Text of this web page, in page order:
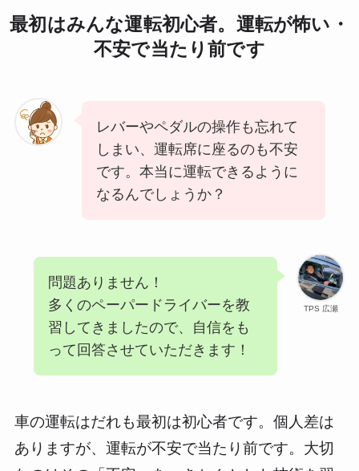
最初はみんな運転初心者。運転が怖い・
不安で当たり前です
レバーやペダルの操作も忘れて
しまい、運転席に座るのも不安
です。本当に運転できるように
なるんでしょうか？
TPS 広瀬
問題ありません！
多くのペーパードライバーを教
習してきましたので、自信をも
って回答させていただきます！
車の運転はだれも最初は初心者です。個人差は
ありますが、運転が不安で当たり前です。大切